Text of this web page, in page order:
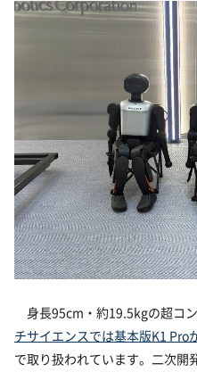
身長95cm・約19.5kgの超コン
チサイエンスでは基本版K1 Pro
で取り扱われています。二次開